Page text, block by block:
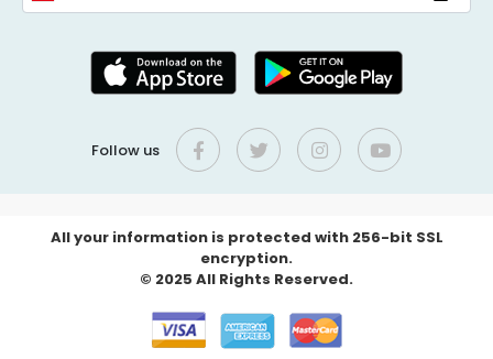
Follow us
All your information is protected with 256-bit SSL
encryption.
© 2025 All Rights Reserved.